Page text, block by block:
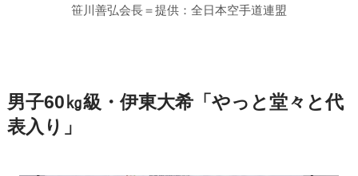
笹川善弘会長＝提供：全日本空手道連盟
男子60㎏級・伊東大希「やっと堂々と代
表入り」